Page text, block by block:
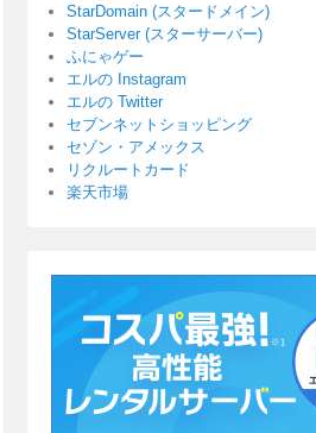
StarDomain (スタードメイン)
StarServer (スターサーバー)
ふにゃゲー
エルの Instagram
エルの Twitter
セブンネットショッピング
セゾン・アメックス
リクルートカード
楽天市場